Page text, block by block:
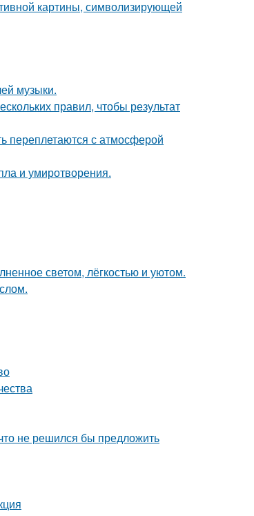
картины, символизирующей
музыки.
правил, чтобы результат
переплетаются с атмосферой
и умиротворения.
светом, лёгкостью и уютом.
не решился бы предложить